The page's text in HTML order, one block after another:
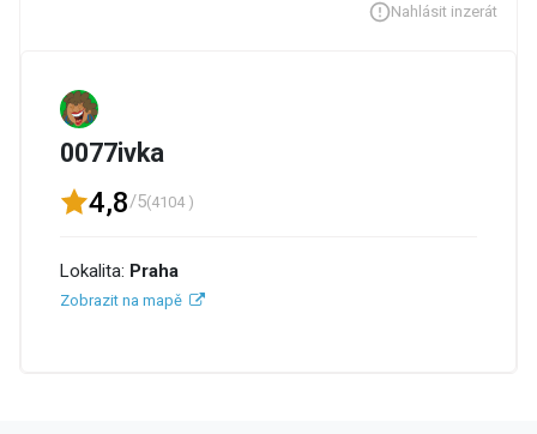
Nahlásit inzerát
0077ivka
4,8/5(4104 )
Lokalita: Praha
Zobrazit na mapě